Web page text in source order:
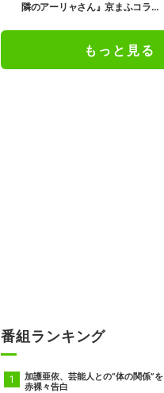
隣のアーリャさん』京まふコラボ
もっと見る
番組ランキング
加護亜依、芸能人との“体の関係”を
赤裸々告白